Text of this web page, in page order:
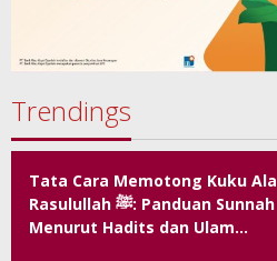
Trendings
Tata Cara Memotong Kuku Ala
Rasulullah ﷺ: Panduan Sunnah
Menurut Hadits dan Ulam…